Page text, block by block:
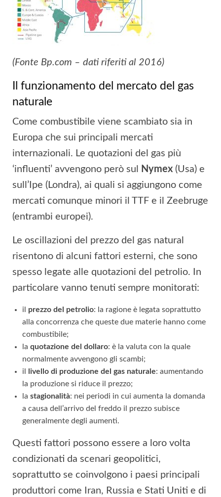
(Fonte Bp.com – dati riferiti al 2016)
Il funzionamento del mercato del gas
naturale
Come combustibile viene scambiato sia in
Europa che sui principali mercati
internazionali. Le quotazioni del gas più
‘influenti’ avvengono però sul
Nymex (Usa) e
sull’Ipe (Londra), ai quali si aggiungono come
mercati comunque minori il TTF e il Zeebruge
(entrambi europei).
Le oscillazioni del prezzo del gas natural
risentono di alcuni fattori esterni, che sono
spesso legate alle quotazioni del petrolio. In
particolare vanno tenuti sempre monitorati:
il prezzo del petrolio: la ragione è legata soprattutto
alla concorrenza che queste due materie hanno come
combustibile;
la quotazione del dollaro: è la valuta con la quale
normalmente avvengono gli scambi;
il
livello di produzione del gas naturale: aumentando
la produzione si riduce il prezzo;
la stagionalità: nei periodi in cui aumenta la domanda
a causa dell’arrivo del freddo il prezzo subisce
generalmente degli aumenti.
Questi fattori possono essere a loro volta
condizionati da scenari geopolitici,
soprattutto se coinvolgono i paesi principali
produttori come Iran, Russia e Stati Uniti e di